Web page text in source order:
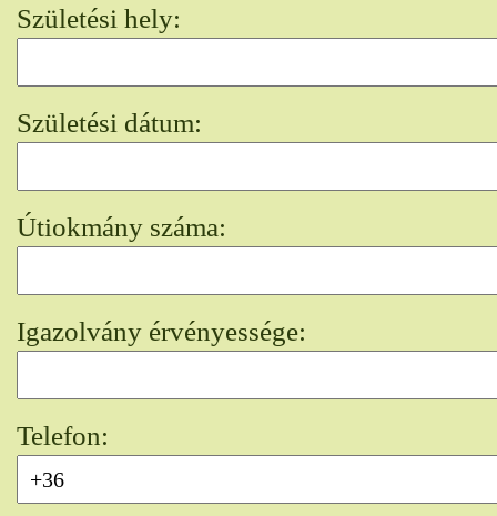
Születési hely:
Születési dátum:
Útiokmány száma:
Igazolvány érvényessége:
Telefon: